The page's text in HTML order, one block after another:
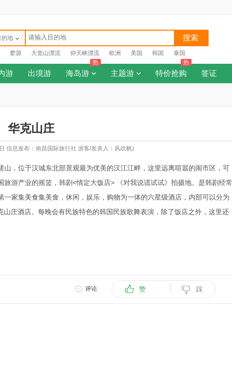
的地 搜索
婺源 大觉山漂流 仰天峡漂流 欧洲 美国 韩国 泰国
游 出境游 海岛游
热
主题游 特价抢购
热
签证
华克山庄
信息发布：南昌国际旅行社 游客/发表人：风吹帆)
，位于汉城东北部景观最为优美的汉江江畔，这里远离喧嚣的闹市区，可
游产业的摇篮，韩剧<情定大饭店> 《对我说谎试试》拍摄地。是韩剧经常
家集美食集美食，休闲，娱乐，购物为一体的六星级酒店，内部可以分为
庄酒店。每晚会有民族特色的韩国民族歌舞表演，除了饭店之外，这里还
赞 踩
评论